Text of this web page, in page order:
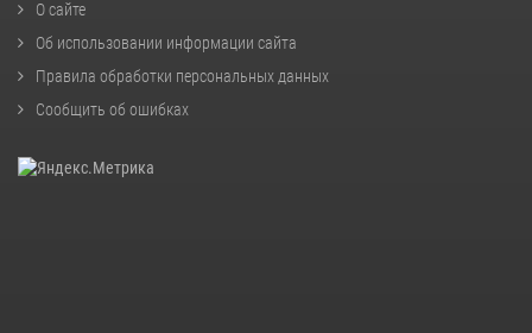
О сайте
Об использовании информации сайта
Правила обработки персональных данных
Сообщить об ошибках